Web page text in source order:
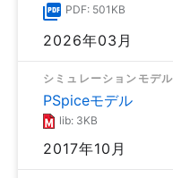
PDF: 501KB
2026年03月
シミュレーションモデル
PSpiceモデル
lib: 3KB
2017年10月